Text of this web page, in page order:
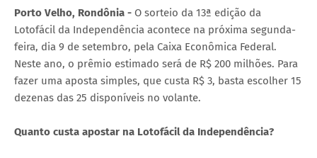
Porto Velho, Rondônia - O sorteio da 13ª edição da
Lotofácil da Independência acontece na próxima segunda-
feira, dia 9 de setembro, pela Caixa Econômica Federal.
Neste ano, o prêmio estimado será de R$ 200 milhões. Para
fazer uma aposta simples, que custa R$ 3, basta escolher 15
dezenas das 25 disponíveis no volante.
Quanto custa apostar na Lotofácil da Independência?